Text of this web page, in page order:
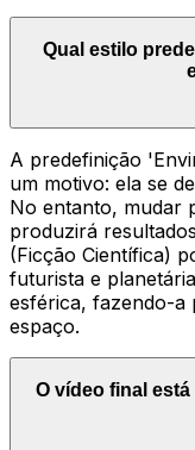
Qual estilo
A predefinição
um motivo: ela se
No entanto, mudar
produzirá
(Ficção Científica)
futurista e
esférica, fazendo-a
espaço.
O vídeo final